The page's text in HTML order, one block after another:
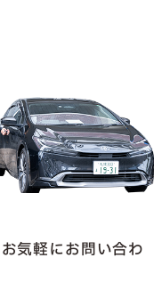
お気軽にお問い合わ